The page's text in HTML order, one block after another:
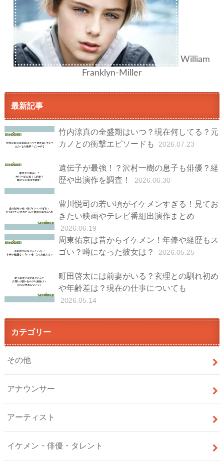
William
Franklyn-Miller
最新記事
竹内涼真の全盛期はいつ？現在何してる？元
カノとの衝撃エピソードも
2026.07.23
遺伝子が最強！？沢村一樹の息子も俳優？経
歴や出演作を調査！
2026.06.30
豊川悦司の若い頃がイケメンすぎる！見てお
きたい映画やテレビ番組出演作まとめ
2026.06.19
周東佑京は昔からイケメン！年俸や経歴もス
ゴい？噂になった彼女は？
2026.05.25
町田啓太には前妻がいる？玄理との馴れ初め
や年齢差は？現在の仕事についても
2026.05.14
カテゴリー
その他
アナウンサー
アーティスト
イケメン・俳優・タレント